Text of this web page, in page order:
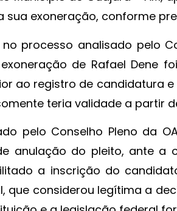
sua exoneração, conforme
no processo analisado pelo
de Rafael Dene
ao registro de candidatura
teria validade a partir
pelo Conselho Pleno da
anulação do pleito, ante a
a inscrição do
que considerou legítima a